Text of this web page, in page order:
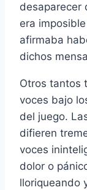
desaparecer
era
afirmaba
dichos
Otros tantos
voces bajo
del juego.
difieren
voces
dolor o
lloriqueando